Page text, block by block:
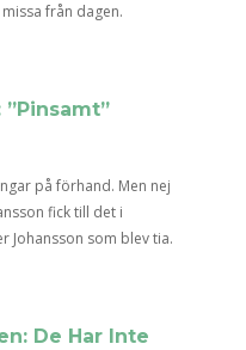
från dagen.
på förhand. Men nej
fick till det i
Johansson som blev tia.
De Har Inte